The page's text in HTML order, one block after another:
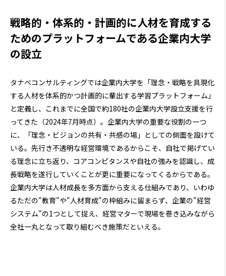
戦略的・体系的・計画的に人材を育成する
ためのプラットフォームである企業内大学
の設立
タナベコンサルティングでは企業内大学を「理念・戦略を具現化
する人材を体系的かつ計画的に輩出する学習プラットフォーム」
と定義し、これまでに全国で約180社の企業内大学設立支援を行
ってきた（2024年7月時点）。企業内大学の重要な役割の一つ
に、「理念・ビジョンの共有・共感の場」としての側面を設けて
いる。先行き不透明な経営環境であるからこそ、自社で掲げてい
る理念に立ち返り、コアコンピタンスや自社の強みを認識し、成
長戦略を遂行していくことが更に重要になってくるからである。
企業内大学は人材成長を多方面から支える仕組みであり、いわゆ
るただの"教育"や"人材育成"の枠組みに留まらず、企業の"経営
システム"の1つとして捉え、経営マターで現場を巻き込みながら
全社一丸となって取り組むべき施策だといえる。